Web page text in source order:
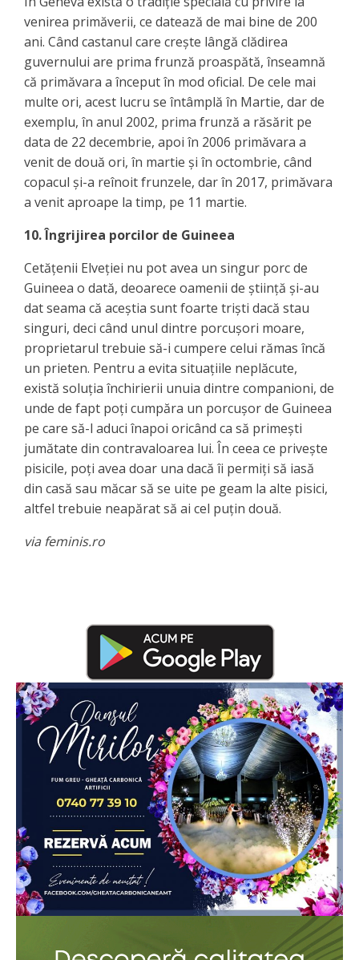
venirea primăverii, ce datează de mai bine de 200
ani. Când castanul care crește lângă clădirea
guvernului are prima frunză proaspătă, înseamnă
că primăvara a început în mod oficial. De cele mai
multe ori, acest lucru se întâmplă în Martie, dar de
exemplu, în anul 2002, prima frunză a răsărit pe
data de 22 decembrie, apoi în 2006 primăvara a
venit de două ori, în martie și în octombrie, când
copacul și-a reînoit frunzele, dar în 2017, primăvara
a venit aproape la timp, pe 11 martie.
10. Îngrijirea porcilor de Guineea
Cetățenii Elveției nu pot avea un singur porc de
Guineea o dată, deoarece oamenii de știință și-au
dat seama că aceștia sunt foarte triști dacă stau
singuri, deci când unul dintre porcușori moare,
proprietarul trebuie să-i cumpere celui rămas încă
un prieten. Pentru a evita situațiile neplăcute,
există soluția închirierii unuia dintre companioni, de
unde de fapt poți cumpăra un porcușor de Guineea
pe care să-l aduci înapoi oricând ca să primești
jumătate din contravaloarea lui. În ceea ce privește
pisicile, poți avea doar una dacă îi permiți să iasă
din casă sau măcar să se uite pe geam la alte pisici,
altfel trebuie neapărat să ai cel puțin două.
via feminis.ro